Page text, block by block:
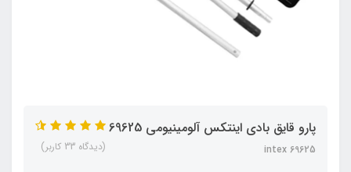
پارو قایق بادی اینتکس آلومینیومی 69625
intex 69625 (دیدگاه 33 کاربر)